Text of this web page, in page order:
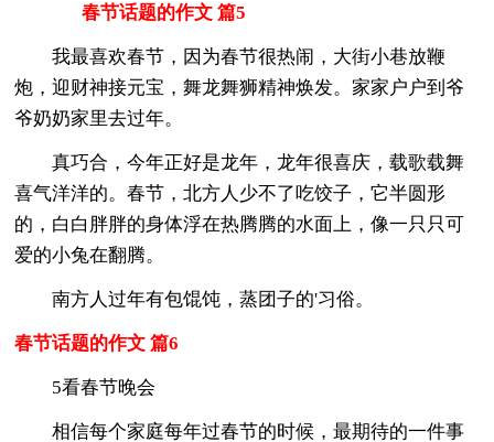
春节话题的作文 篇5
我最喜欢春节，因为春节很热闹，大街小巷放鞭
炮，迎财神接元宝，舞龙舞狮精神焕发。家家户户到爷
爷奶奶家里去过年。
真巧合，今年正好是龙年，龙年很喜庆，载歌载舞
喜气洋洋的。春节，北方人少不了吃饺子，它半圆形
的，白白胖胖的身体浮在热腾腾的水面上，像一只只可
爱的小兔在翻腾。
南方人过年有包馄饨，蒸团子的'习俗。
春节话题的作文 篇6
5看春节晚会
相信每个家庭每年过春节的时候，最期待的一件事